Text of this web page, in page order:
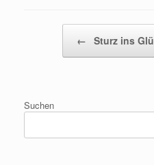
← Sturz ins
Suchen